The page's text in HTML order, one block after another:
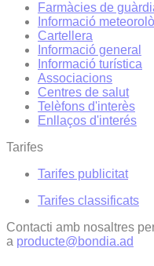
Farmàcies de
Informació
Cartellera
Informació general
Informació turística
Associacions
Centres de salut
Telèfons d'interès
Enllaços d'interés
Tarifes
Tarifes publicitat
Tarifes classificats
Contacti amb nosaltres
a producte@bondia.ad